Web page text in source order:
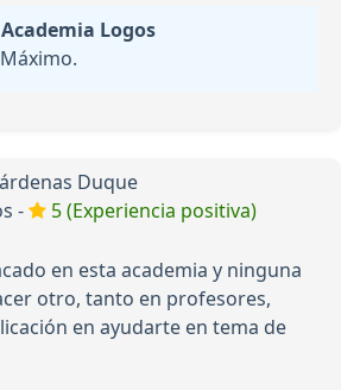
Academia Logos
Duque
-
5 (Experiencia positiva)
en esta academia y ninguna
otro, tanto en profesores,
en ayudarte en tema de